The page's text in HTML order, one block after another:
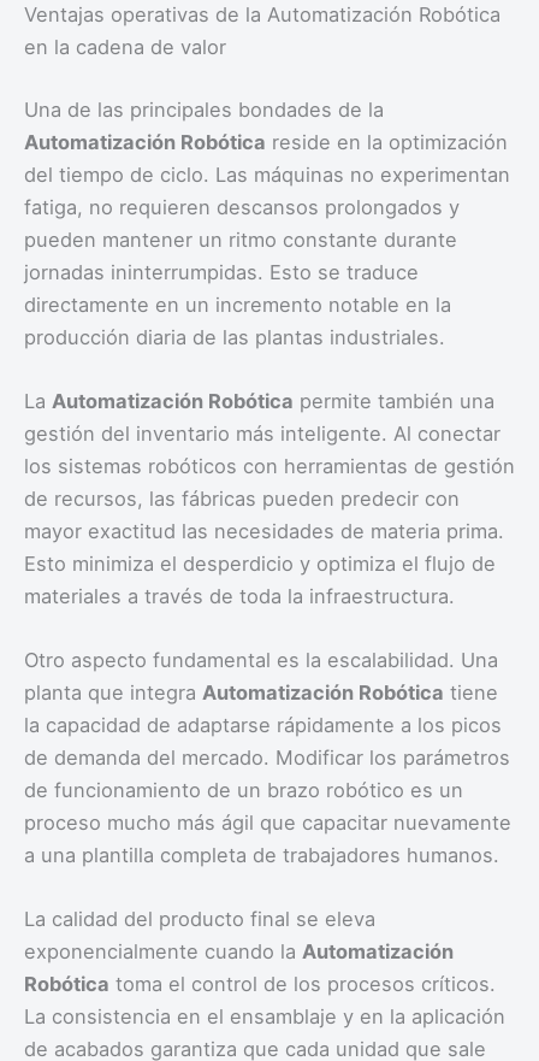
Ventajas operativas de la Automatización Robótica
en la cadena de valor
Una de las principales bondades de la
Automatización Robótica reside en la optimización
del tiempo de ciclo. Las máquinas no experimentan
fatiga, no requieren descansos prolongados y
pueden mantener un ritmo constante durante
jornadas ininterrumpidas. Esto se traduce
directamente en un incremento notable en la
producción diaria de las plantas industriales.
La Automatización Robótica permite también una
gestión del inventario más inteligente. Al conectar
los sistemas robóticos con herramientas de gestión
de recursos, las fábricas pueden predecir con
mayor exactitud las necesidades de materia prima.
Esto minimiza el desperdicio y optimiza el flujo de
materiales a través de toda la infraestructura.
Otro aspecto fundamental es la escalabilidad. Una
planta que integra Automatización Robótica tiene
la capacidad de adaptarse rápidamente a los picos
de demanda del mercado. Modificar los parámetros
de funcionamiento de un brazo robótico es un
proceso mucho más ágil que capacitar nuevamente
a una plantilla completa de trabajadores humanos.
La calidad del producto final se eleva
exponencialmente cuando la Automatización
Robótica toma el control de los procesos críticos.
La consistencia en el ensamblaje y en la aplicación
de acabados garantiza que cada unidad que sale